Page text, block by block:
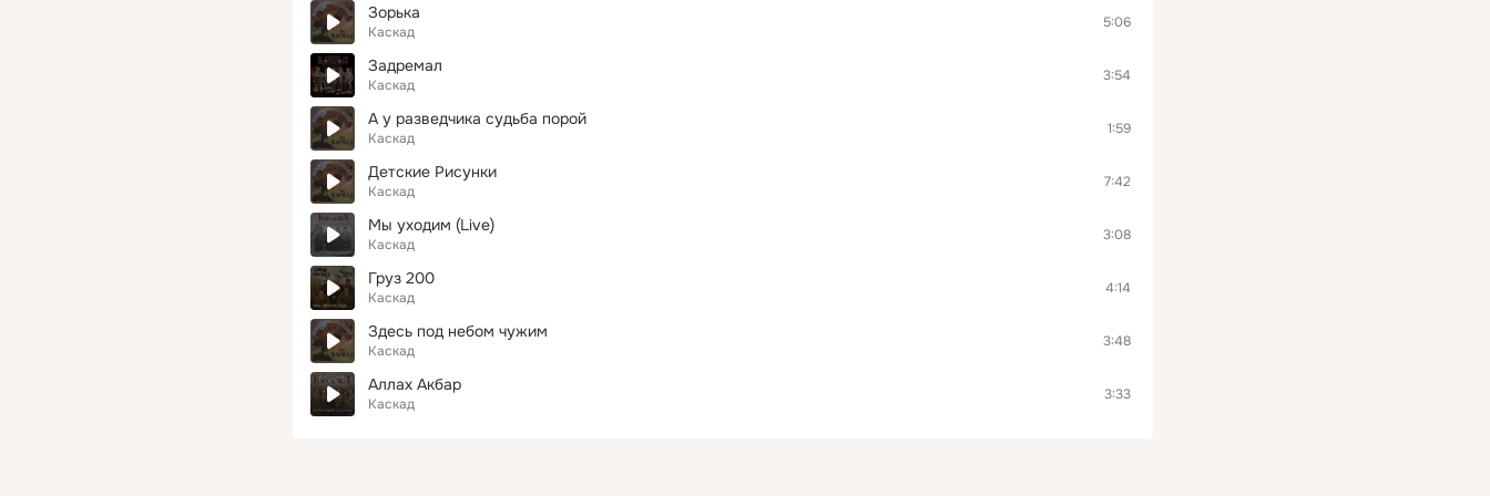
Зорька
Каскад
5:06
Задремал
Каскад
3:54
А у разведчика судьба порой
Каскад
1:59
Детские Рисунки
Каскад
7:42
Мы уходим (Live)
Каскад
3:08
Груз 200
Каскад
4:14
Здесь под небом чужим
Каскад
3:48
Аллах Акбар
Каскад
3:33